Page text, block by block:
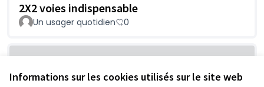
Informations sur les cookies utilisés sur le site web
2X2 voies indispensable
Un usager quotidien 0